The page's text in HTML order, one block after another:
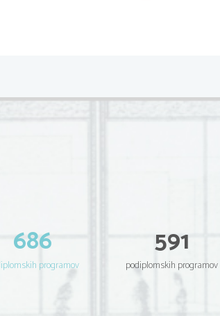
ležeča posoda z istim volumnom, list papirja,
palic, list papirja, svinčnik.
686
programov
591
podiplomskih programov